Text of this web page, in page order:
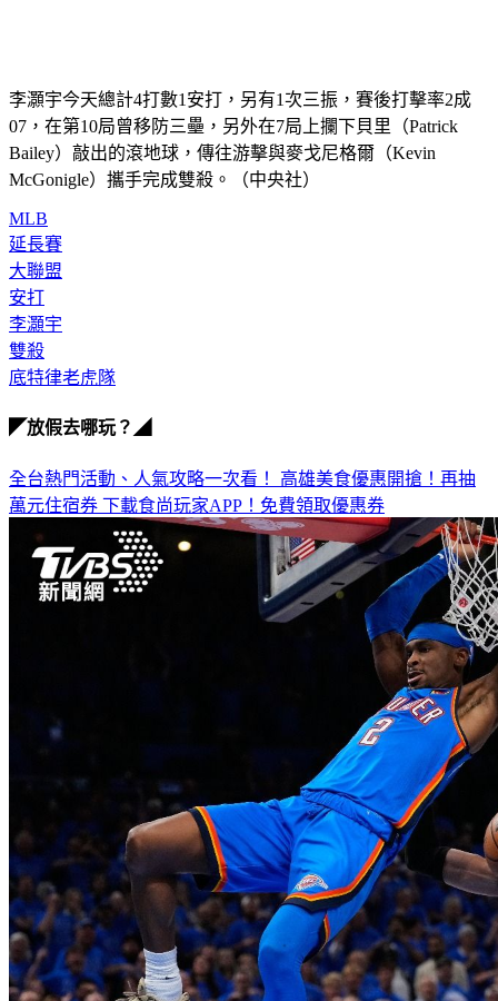
李灝宇今天總計4打數1安打，另有1次三振，賽後打擊率2成
07，在第10局曾移防三壘，另外在7局上攔下貝里（Patrick
Bailey）敲出的滾地球，傳往游擊與麥戈尼格爾（Kevin
McGonigle）攜手完成雙殺。（中央社）
MLB
延長賽
大聯盟
安打
李灝宇
雙殺
底特律老虎隊
◤放假去哪玩？◢
全台熱門活動、人氣攻略一次看！ 高雄美食優惠開搶！再抽
萬元住宿券 下載食尚玩家APP！免費領取優惠券